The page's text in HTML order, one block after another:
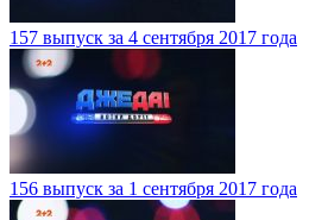
157 выпуск за 4 сентября 2017 года
156 выпуск за 1 сентября 2017 года